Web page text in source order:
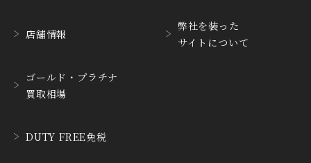
CYRUS CZAPEK
チャペック
D. DORNBLÜTH&SOH
N
D.ドルンブルート＆ゾー
DANIEL ROTH
ダニエル・ロート
店舗情報
ゴールド・プラチナ
買取相場
DUTY FREE免税
弊社を装った
サイトについて